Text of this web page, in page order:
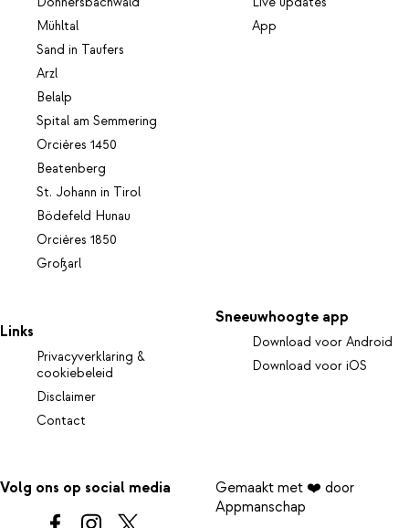
Mühltal
Sand in Taufers
Arzl
Belalp
Spital am Semmering
Orcières 1450
Beatenberg
St. Johann in Tirol
Bödefeld Hunau
Orcières 1850
Großarl
App
Links
Privacyverklaring &
cookiebeleid
Disclaimer
Contact
Sneeuwhoogte app
Download voor Android
Download voor iOS
Volg ons op social media
Gemaakt met ❤️ door
Appmanschap